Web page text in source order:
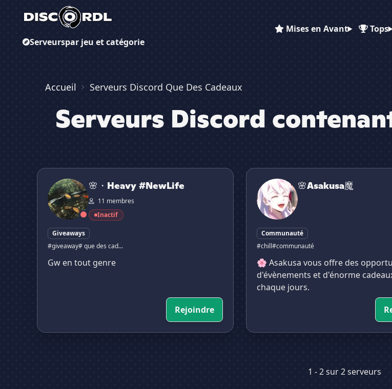
Serveurspar jeu et catégorie
Mises en Avant Tops
Accueil Serveurs Discord Que Des Cadeaux
Serveurs Discord
🌸・Heavy #NewLife
🌸・Heavy #NewLife
11 membres
Inactif
Giveaways
#giveaway# que des cad...
Gw en tout genre
Rejoindre
🌸Asakusa魔
🌸Asakusa魔
Communauté
#chill#communauté
🌸 Asakusa vous offre des
d'évènements et d'énorme
chaque jours.
1 - 2 sur 2 serveurs